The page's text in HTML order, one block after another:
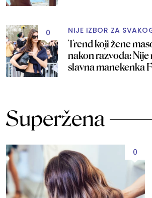
0 NIJE IZBOR ZA
Trend koji žene
nakon razvoda:
slavna manekenka
Superžena
0